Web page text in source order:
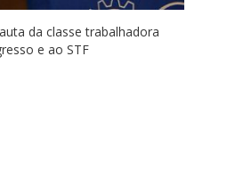
da classe trabalhadora
e ao STF